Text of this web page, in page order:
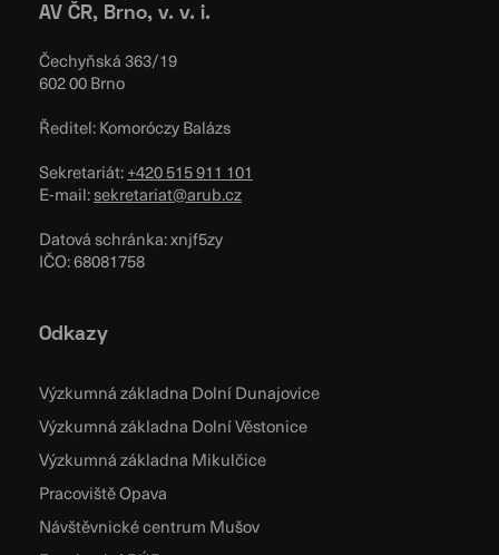
AV ČR, Brno, v. v. i.
Čechyňská 363/19
602 00 Brno
Ředitel: Komoróczy Balázs
Sekretariát:+420 515 911 101
E-mail:sekretariat@arub.cz
Datová schránka: xnjf5zy
IČO: 68081758
Odkazy
Výzkumná základna Dolní Dunajovice
Výzkumná základna Dolní Věstonice
Výzkumná základna Mikulčice
Pracoviště Opava
Návštěvnické centrum Mušov